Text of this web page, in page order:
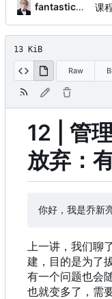
fantasticbin 课
13 KiB
Raw
12 | 管
放弃：
上一讲，我们聊
建，目的是为了
有一个问题也会
也就变多了，需